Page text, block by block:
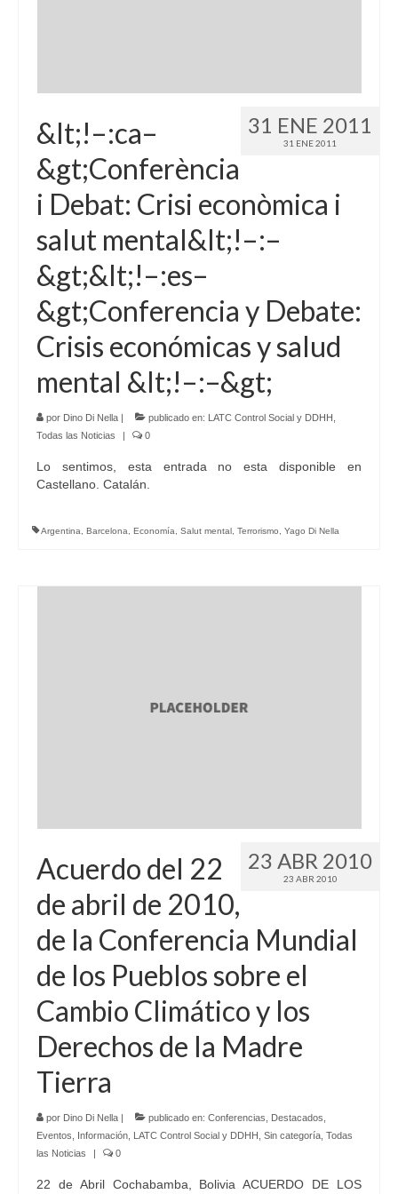
31 ENE 2011
31 ENE 2011
&lt;!–:ca–
&gt;Conferència
i Debat: Crisi econòmica i
salut mental&lt;!–:–
&gt;&lt;!–:es–
&gt;Conferencia y Debate:
Crisis económicas y salud
mental &lt;!–:–&gt;
por Dino Di Nella | publicado en: LATC Control Social y DDHH
Todas las Noticias
| 0
Lo sentimos, esta entrada no esta disponible en
Castellano. Catalán.
Argentina Barcelona Economía Salut mental Terrorismo Yago Di Nella
23 ABR 2010
23 ABR 2010
Acuerdo del 22
de abril de 2010,
de la Conferencia Mundial
de los Pueblos sobre el
Cambio Climático y los
Derechos de la Madre
Tierra
por Dino Di Nella publicado en: Conferencias Destacados
Eventos
Información LATC Control Social y DDHH Sin categoría Todas
las Noticias
0
22 de Abril Cochabamba, Bolivia ACUERDO DE LOS